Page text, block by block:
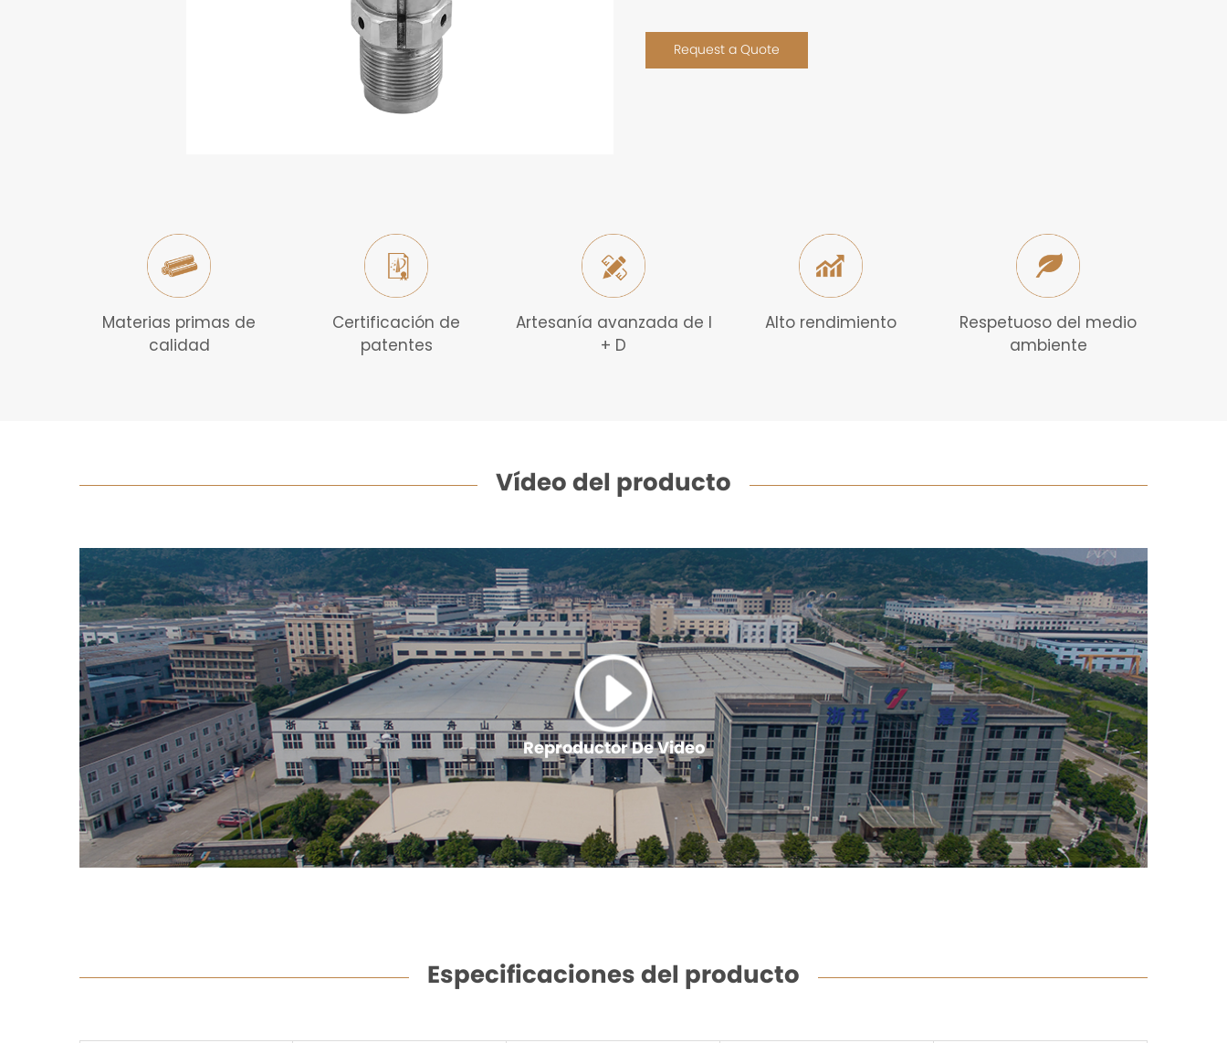
Request a Quote
Materias primas de
calidad
Certificación de
patentes
Artesanía avanzada de I
+ D
Alto rendimiento
Respetuoso del medio
ambiente
Vídeo del producto
Reproductor De Video
Especificaciones del producto